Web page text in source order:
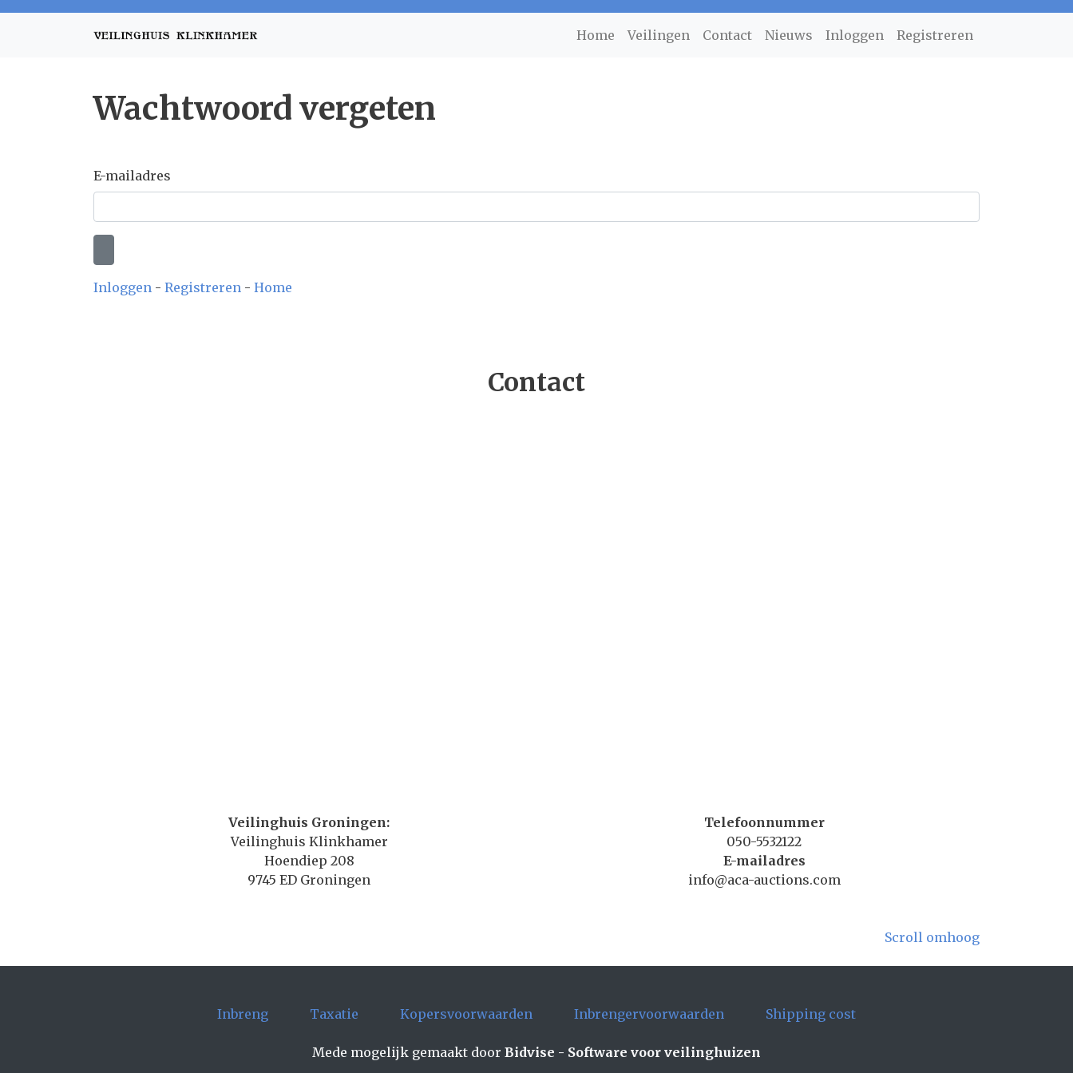
Home Veilingen Contact Nieuws Inloggen Registreren
Wachtwoord vergeten
E-mailadres
Inloggen - Registreren - Home
Contact
Veilinghuis Groningen:
Veilinghuis Klinkhamer
Hoendiep 208
9745 ED Groningen
Telefoonnummer
050-5532122
E-mailadres
info@aca-auctions.com
Scroll omhoog
Inbreng Taxatie Kopersvoorwaarden Inbrengervoorwaarden Shipping cost
Mede mogelijk gemaakt door Bidvise - Software voor veilinghuizen